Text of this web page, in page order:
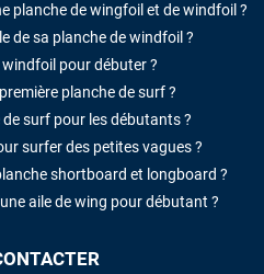
planche de wingfoil et de windfoil ?
de sa planche de windfoil ?
pour débuter ?
planche de surf ?
surf pour les débutants ?
surfer des petites vagues ?
shortboard et longboard ?
aile de wing pour débutant ?